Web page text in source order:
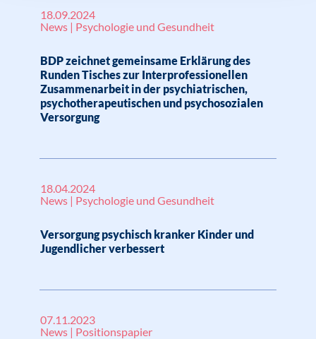
18.09.2024
News | Psychologie und Gesundheit
BDP zeichnet gemeinsame Erklärung des
Runden Tisches zur Interprofessionellen
Zusammenarbeit in der psychiatrischen,
psychotherapeutischen und psychosozialen
Versorgung
18.04.2024
News | Psychologie und Gesundheit
Versorgung psychisch kranker Kinder und
Jugendlicher verbessert
07.11.2023
News | Positionspapier